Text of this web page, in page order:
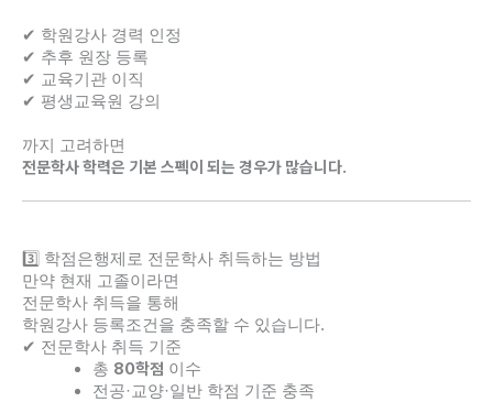
✔ 학원강사 경력 인정
✔ 추후 원장 등록
✔ 교육기관 이직
✔ 평생교육원 강의
까지 고려하면
전문학사 학력은 기본 스펙이 되는 경우가 많습니다.
3️⃣ 학점은행제로 전문학사 취득하는 방법
만약 현재 고졸이라면
전문학사 취득을 통해
학원강사 등록조건을 충족할 수 있습니다.
✔ 전문학사 취득 기준
총 80학점 이수
전공·교양·일반 학점 기준 충족